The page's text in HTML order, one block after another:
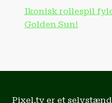
Ikonisk rollespil
Golden Sun!
Pixel.tv er et